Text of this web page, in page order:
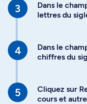
Dans le
lettres du
Dans le
chiffres du
Cliquez sur
cours et